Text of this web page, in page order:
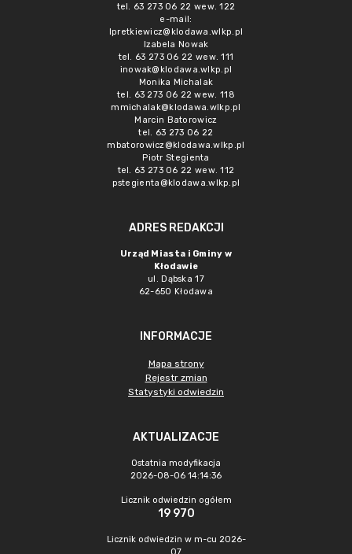
tel. 63 273 06 22 wew. 122
e-mail:
lpretkiewicz@klodawa.wlkp.pl
Izabela Nowak
tel. 63 273 06 22 wew. 111
inowak@klodawa.wlkp.pl
Monika Michalak
tel. 63 273 06 22 wew. 118
mmichalak@klodawa.wlkp.pl
Marcin Batorowicz
tel. 63 273 06 22
mbatorowicz@klodawa.wlkp.pl
Piotr Stegienta
tel. 63 273 06 22 wew. 112
pstegienta@klodawa.wlkp.pl
ADRES REDAKCJI
Urząd Miasta i Gminy w
Kłodawie
ul. Dąbska 17
62-650 Kłodawa
INFORMACJE
Mapa strony
Rejestr zmian
Statystyki odwiedzin
AKTUALIZACJE
Ostatnia modyfikacja
2026-08-06 14:14:36
Licznik odwiedzin ogółem
19 970
Licznik odwiedzin w m-cu 2026-